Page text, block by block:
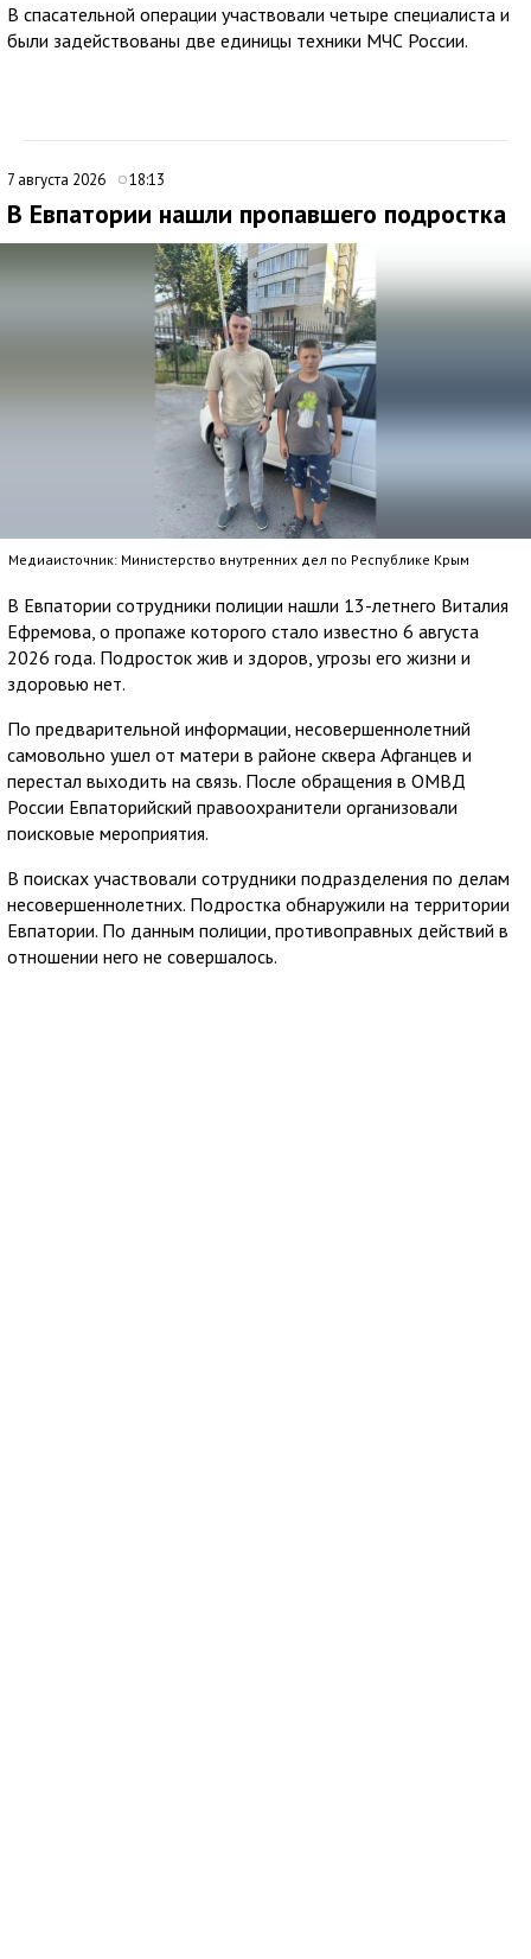
В спасательной операции участвовали четыре специалиста и
были задействованы две единицы техники МЧС России.
7 августа 2026 18:13
В Евпатории нашли пропавшего подростка
Медиаисточник: Министерство внутренних дел по Республике Крым
В Евпатории сотрудники полиции нашли 13-летнего Виталия
Ефремова, о пропаже которого стало известно 6 августа
2026 года. Подросток жив и здоров, угрозы его жизни и
здоровью нет.
По предварительной информации, несовершеннолетний
самовольно ушел от матери в районе сквера Афганцев и
перестал выходить на связь. После обращения в ОМВД
России Евпаторийский правоохранители организовали
поисковые мероприятия.
В поисках участвовали сотрудники подразделения по делам
несовершеннолетних. Подростка обнаружили на территории
Евпатории. По данным полиции, противоправных действий в
отношении него не совершалось.